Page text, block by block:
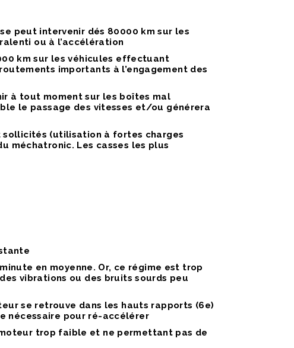
peut intervenir dés 80000 km sur les
ou à l’accélération
km sur les véhicules effectuant
importants à l’engagement des
à tout moment sur les boîtes mal
le passage des vitesses et/ou générera
sollicités (utilisation à fortes charges
méchatronic. Les casses les plus
en moyenne. Or, ce régime est trop
vibrations ou des bruits sourds peu
se retrouve dans les hauts rapports (6e)
nécessaire pour ré-accélérer
trop faible et ne permettant pas de